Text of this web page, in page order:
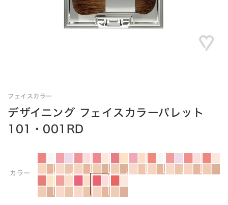
フェイスカラー
デザイニング フェイスカラーパレット
101・001RD
カラー